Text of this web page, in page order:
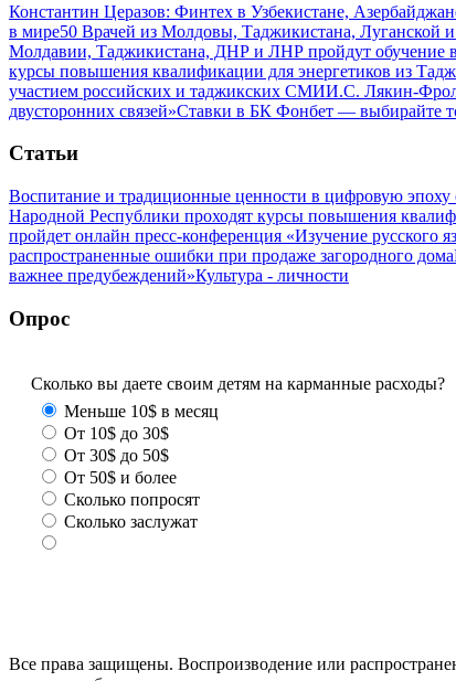
Константин Церазов: Финтех в Узбекистане,
в мире50 Врачей из Молдовы, Таджикистана, Луганской
Молдавии, Таджикистана, ДНР и ЛНР пройдут обучение
курсы повышения квалификации для энергетиков из
участием российских и таджикских СМИИ.С. Лякин-
двусторонних связей»Ставки в БК Фонбет — выбирайте
Статьи
Воспитание и традиционные ценности в цифровую
Народной Республики проходят курсы повышения
пройдет онлайн пресс-конференция «Изучение
распространенные ошибки при продаже загородного дома
важнее предубеждений»Культура - личности
Опрос
Сколько вы даете своим детям на карманные расходы?
Меньше 10$ в месяц
От 10$ до 30$
От 30$ до 50$
От 50$ и более
Сколько попросят
Сколько заслужат
Все права защищены. Воспроизводение или